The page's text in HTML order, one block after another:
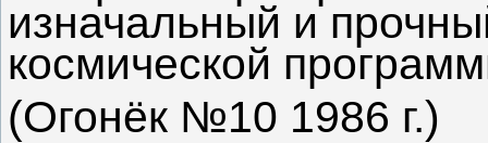
изначальный и
космической
(Огонёк №10 1986 г.)